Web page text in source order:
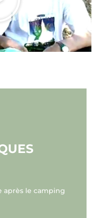
après le camping